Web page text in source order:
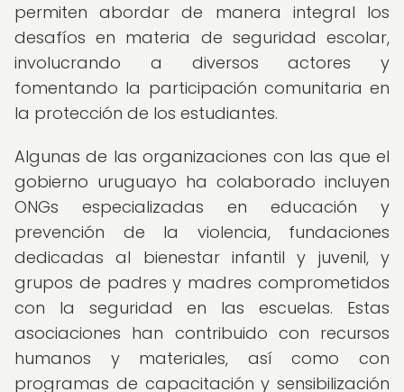
permiten abordar de manera integral los
desafíos en materia de seguridad escolar,
involucrando a diversos actores y
fomentando la participación comunitaria en
la protección de los estudiantes.
Algunas de las organizaciones con las que el
gobierno uruguayo ha colaborado incluyen
ONGs especializadas en educación y
prevención de la violencia, fundaciones
dedicadas al bienestar infantil y juvenil, y
grupos de padres y madres comprometidos
con la seguridad en las escuelas. Estas
asociaciones han contribuido con recursos
humanos y materiales, así como con
programas de capacitación y sensibilización